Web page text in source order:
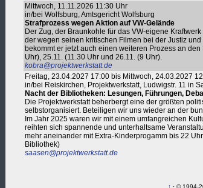
Mittwoch, 11.11.2026 11:30 Uhr
in/bei Wolfsburg, Amtsgericht Wolfsburg
Strafprozess wegen Aktion auf VW-Gelände
Der Zug, der Braunkohle für das VW-eigene
der wegen seinen kritischen Filmen bei der Justiz
bekommt er jetzt auch einen weiteren Prozess an
Uhr), 25.11. (11.30 Uhr und 26.11. (9 Uhr).
kobra@projektwerkstatt.de
Freitag, 23.04.2027 17:00 bis Mittwoch, 24.03.2027
in/bei Reiskirchen, Projektwerkstatt, Ludwigstr. 11 in
Nacht der Bibliotheken: Lesungen, Führungen,
Die Projektwerkstatt beherbergt eine der größten
selbstorganisiert. Beteiligen wir uns wieder an der
Im Jahr 2025 waren wir mit einem umfangreichen
reihten sich spannende und unterhaltsame
mehr aneinander mit Extra-Kinderprogamm bis 22
Bibliothek)
saasen@projektwerkstatt.de
↑ · © 1994-